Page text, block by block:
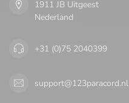
1911 JB Uitgeest
Nederland
+31 (0)75 2040399
support@123paracord.nl